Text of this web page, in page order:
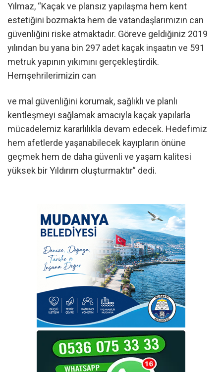
Yılmaz, “Kaçak ve plansız yapılaşma hem kent
estetiğini bozmakta hem de vatandaşlarımızın can
güvenliğini riske atmaktadır. Göreve geldiğiniz 2019
yılından bu yana bin 297 adet kaçak inşaatın ve 591
metruk yapının yıkımını gerçekleştirdik.
Hemşehrilerimizin can
ve mal güvenliğini korumak, sağlıklı ve planlı
kentleşmeyi sağlamak amacıyla kaçak yapılarla
mücadelemiz kararlılıkla devam edecek. Hedefimiz
hem afetlerde yaşanabilecek kayıpların önüne
geçmek hem de daha güvenli ve yaşam kalitesi
yüksek bir Yıldırım oluşturmaktır” dedi.